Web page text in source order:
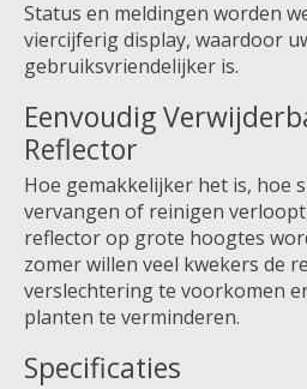
Status en meldingen worden
viercijferig display, waardoor
gebruiksvriendelijker is.
Eenvoudig
Reflector
Hoe gemakkelijker het is, hoe
vervangen of reinigen
reflector op grote hoogtes
zomer willen veel kwekers de
verslechtering te voorkomen
planten te verminderen.
Specificaties